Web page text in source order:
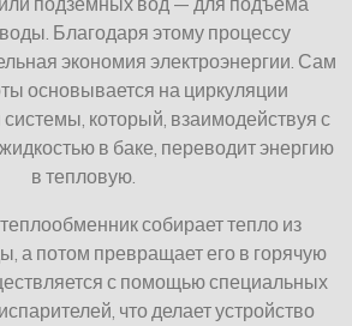
Благодаря этому процессу
экономия электроэнергии. Сам
основывается на циркуляции
системы, который, взаимодействуя с
в баке, переводит энергию
в тепловую.
собирает тепло из
а потом превращает его в горячую
с помощью специальных
что делает устройство